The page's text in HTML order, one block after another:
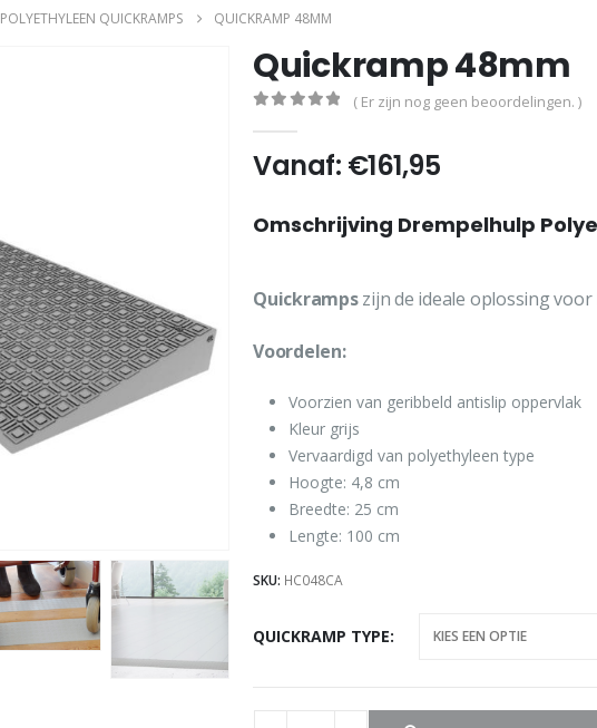
POLYETHYLEEN QUICKRAMPS QUICKRAMP 48MM
Quickramp 48mm
( Er zijn nog geen beoordelingen. )
Vanaf: €161,95
Omschrijving Drempelhulp
Quickrampszijn de ideale oplossing
Voordelen:
Voorzien van geribbeld antislip oppervlak
Kleur grijs
Vervaardigd van polyethyleen type
Hoogte: 4,8 cm
Breedte: 25 cm
Lengte: 100 cm
SKU: HC048CA
QUICKRAMP TYPE